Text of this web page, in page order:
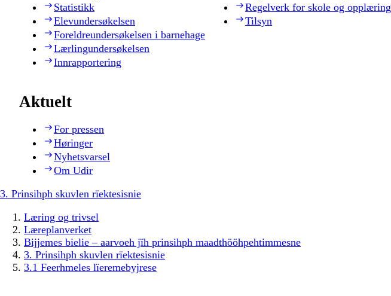
Statistikk
Elevundersøkelsen
Foreldreundersøkelsen i barnehage
Lærlingundersøkelsen
Innrapportering
Regelverk for skole og opplæring
Tilsyn
Aktuelt
For pressen
Høringer
Nyhetsvarsel
Om Udir
3. Prinsihph skuvlen rïektesisnie
Læring og trivsel
Læreplanverket
Bijjemes bielie – aarvoeh jïh prinsihph maadthööhpehtimmesne
3. Prinsihph skuvlen rïektesisnie
3.1 Feerhmeles lïeremebyjrese